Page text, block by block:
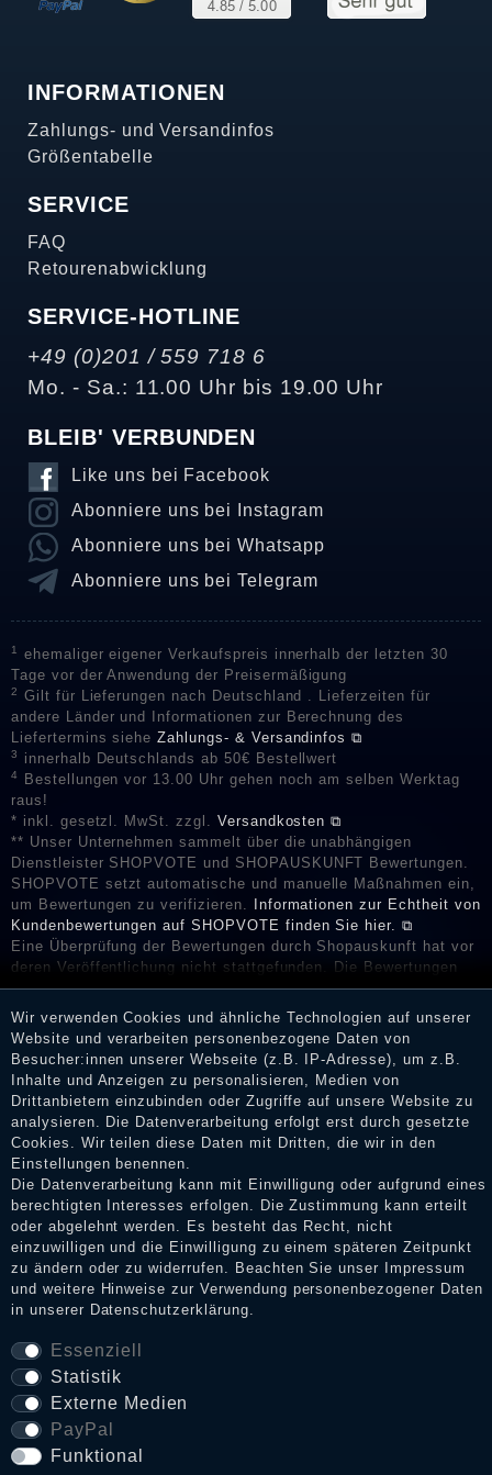
INFORMATIONEN
Zahlungs- und Versandinfos
Größentabelle
SERVICE
FAQ
Retourenabwicklung
SERVICE-HOTLINE
+49 (0)201 / 559 718 6
Mo. - Sa.: 11.00 Uhr bis 19.00 Uhr
BLEIB' VERBUNDEN
Like uns bei Facebook
Abonniere uns bei Instagram
Abonniere uns bei Whatsapp
Abonniere uns bei Telegram
1
ehemaliger eigener Verkaufspreis innerhalb der letzten 30
Tage vor der Anwendung der Preisermäßigung
2
Gilt für Lieferungen nach Deutschland . Lieferzeiten für
andere Länder und Informationen zur Berechnung des
Liefertermins sieheZahlungs- & Versandinfos ⧉
3 innerhalb Deutschlands ab 50€ Bestellwert
4
Bestellungen vor 13.00 Uhr gehen noch am selben Werktag
raus!
* inkl. gesetzl. MwSt. zzgl. Versandkosten ⧉
** Unser Unternehmen sammelt über die unabhängigen
Dienstleister SHOPVOTE und SHOPAUSKUNFT Bewertungen.
SHOPVOTE setzt automatische und manuelle Maßnahmen ein,
um Bewertungen zu verifizieren.
Informationen zur Echtheit von
Kundenbewertungen auf SHOPVOTE finden Sie hier. ⧉
Eine Überprüfung der Bewertungen durch Shopauskunft hat vor
deren Veröffentlichung nicht stattgefunden. Die Bewertungen
könnten von Verbrauchern stammen, die die Ware oder
Dienstleistungen gar nicht erworben oder genutzt haben. Nach
Erhalt einer Benachrichtigungs-E-Mail können Händler die
Bewertungen verifizieren und über die erfolgte Verifizierung im
Shop informieren.
Impressum
Daten­schutz­erklärung
AGB
Widerrufs­recht
VERTRAG WIDERRUFEN
Wir verwenden Cookies und ähnliche Technologien auf unserer
Website und verarbeiten personenbezogene Daten von
Besucher:innen unserer Webseite (z.B. IP-Adresse), um z.B.
Inhalte und Anzeigen zu personalisieren, Medien von
Drittanbietern einzubinden oder Zugriffe auf unsere Website zu
analysieren. Die Datenverarbeitung erfolgt erst durch gesetzte
Cookies. Wir teilen diese Daten mit Dritten, die wir in den
Einstellungen benennen.
Die Datenverarbeitung kann mit Einwilligung oder aufgrund eines
berechtigten Interesses erfolgen. Die Zustimmung kann erteilt
oder abgelehnt werden. Es besteht das Recht, nicht
einzuwilligen und die Einwilligung zu einem späteren Zeitpunkt
zu ändern oder zu widerrufen. Beachten Sie unser
Impressum
und weitere Hinweise zur Verwendung personenbezogener Daten
in unserer Daten­schutz­erklärung.
Essenziell
Statistik
Externe Medien
PayPal
Funktional